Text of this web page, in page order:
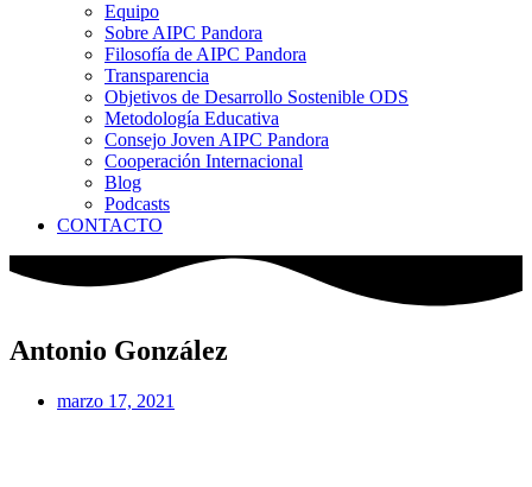
Equipo
Sobre AIPC Pandora
Filosofía de AIPC Pandora
Transparencia
Objetivos de Desarrollo Sostenible ODS
Metodología Educativa
Consejo Joven AIPC Pandora
Cooperación Internacional
Blog
Podcasts
CONTACTO
Antonio González
marzo 17, 2021